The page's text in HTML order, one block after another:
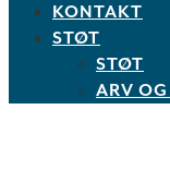
KONTAKT
STØT
STØT
ARV